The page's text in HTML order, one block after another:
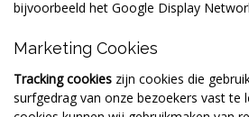
bijvoorbeeld het Google Display
Marketing Cookies
Tracking cookies zijn cookies die
surfgedrag van onze bezoekers vast te